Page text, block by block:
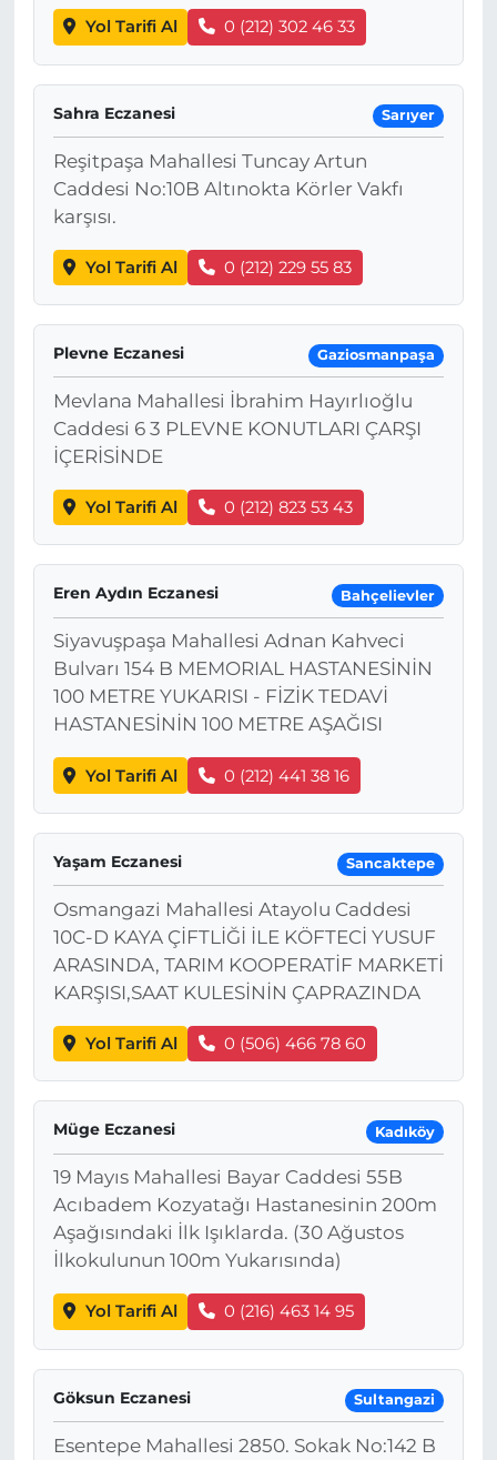
Yol Tarifi Al 0 (212) 302 46 33
Sahra Eczanesi Sarıyer
Reşitpaşa Mahallesi Tuncay Artun
Caddesi No:10B Altınokta Körler Vakfı
karşısı.
Yol Tarifi Al 0 (212) 229 55 83
Plevne Eczanesi Gaziosmanpaşa
Mevlana Mahallesi İbrahim Hayırlıoğlu
Caddesi 6 3 PLEVNE KONUTLARI ÇARŞI
İÇERİSİNDE
Yol Tarifi Al 0 (212) 823 53 43
Eren Aydın Eczanesi Bahçelievler
Siyavuşpaşa Mahallesi Adnan Kahveci
Bulvarı 154 B MEMORIAL HASTANESİNİN
100 METRE YUKARISI - FİZİK TEDAVİ
HASTANESİNİN 100 METRE AŞAĞISI
Yol Tarifi Al 0 (212) 441 38 16
Yaşam Eczanesi Sancaktepe
Osmangazi Mahallesi Atayolu Caddesi
10C-D KAYA ÇİFTLİĞİ İLE KÖFTECİ YUSUF
ARASINDA, TARIM KOOPERATİF MARKETİ
KARŞISI,SAAT KULESİNİN ÇAPRAZINDA
Yol Tarifi Al 0 (506) 466 78 60
Müge Eczanesi Kadıköy
19 Mayıs Mahallesi Bayar Caddesi 55B
Acıbadem Kozyatağı Hastanesinin 200m
Aşağısındaki İlk Işıklarda. (30 Ağustos
İlkokulunun 100m Yukarısında)
Yol Tarifi Al 0 (216) 463 14 95
Göksun Eczanesi Sultangazi
Esentepe Mahallesi 2850. Sokak No:142 B